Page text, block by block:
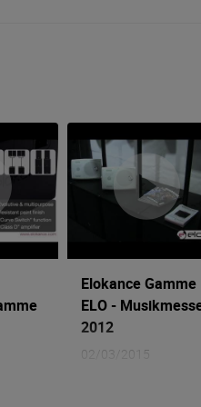
Elokance Gamme
ELO -
2012
02/03/2015